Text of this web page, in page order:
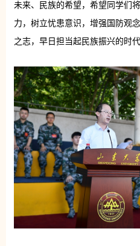
未来、民族的希望，希望同学们
力，树立忧患意识，增强国防观
之志，早日担当起民族振兴的时代